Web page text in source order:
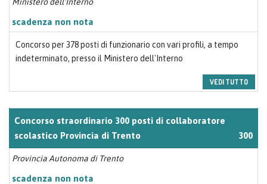
scadenza non nota
Concorso per 378 posti di funzionario con vari profili, a tempo
indeterminato, presso il Ministero dell'Interno
VEDI TUTTO
Concorso straordinario 300 posti di collaboratore
scolastico Provincia di Trento
300
Provincia Autonoma di Trento
scadenza non nota